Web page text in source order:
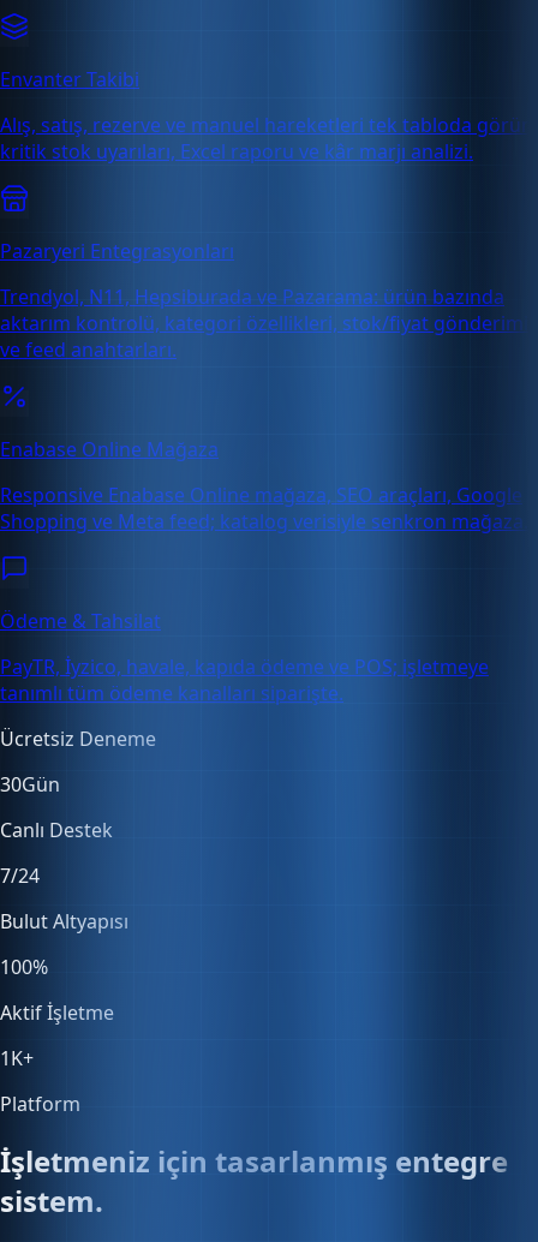
Envanter Takibi
Alış, satış, rezerve ve manuel hareketleri tek tabloda görün;
kritik stok uyarıları, Excel raporu ve kâr marjı analizi.
Pazaryeri Entegrasyonları
Trendyol, N11, Hepsiburada ve Pazarama: ürün bazında
aktarım kontrolü, kategori özellikleri, stok/fiyat gönderimi
ve feed anahtarları.
Enabase Online Mağaza
Responsive Enabase Online mağaza, SEO araçları, Google
Shopping ve Meta feed; katalog verisiyle senkron mağaza.
Ödeme & Tahsilat
PayTR, İyzico, havale, kapıda ödeme ve POS; işletmeye
tanımlı tüm ödeme kanalları siparişte.
Ücretsiz Deneme
30Gün
Canlı Destek
7/24
Bulut Altyapısı
100%
Aktif İşletme
1K+
Platform
İşletmeniz için tasarlanmış entegre
sistem.
Satıştan muhasebeye, stoktan entegrasyonlara — her